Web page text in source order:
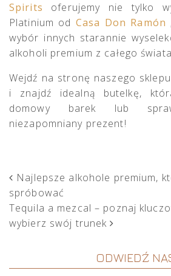
Spirits oferujemy nie tylko
Platinium od Casa Don Ramón
wybór innych starannie
alkoholi premium z całego
Wejdź na stronę naszego sklepu
i znajdź idealną butelkę,
domowy barek lub
niezapomniany prezent!
POST
Najlepsze alkohole premium,
spróbować
Tequila a mezcal – poznaj
wybierz swój trunek
ODWIEDŹ